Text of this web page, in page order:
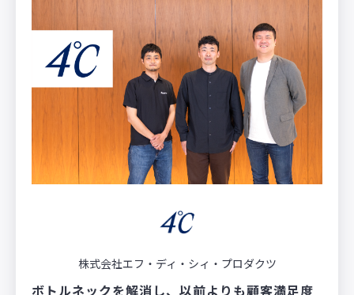
株式会社エフ・ディ・シィ・プロダクツ
ボトルネックを解消し、以前よりも顧客満足度